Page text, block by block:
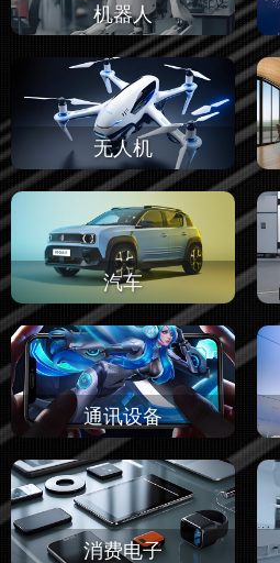
机器人
无人机
汽车
通讯设备
消费电子